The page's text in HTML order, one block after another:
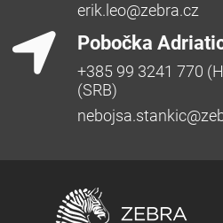
erik.leo@zebra.cz
Pobočka
+385 99 3241 770
(SRB)